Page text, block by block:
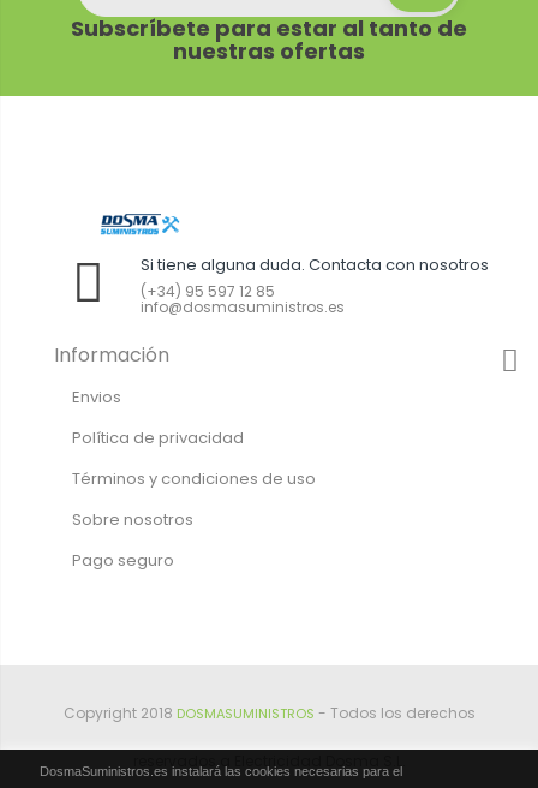
Subscríbete para estar al tanto de
nuestras ofertas
Si tiene alguna duda. Contacta con nosotros
(+34) 95 597 12 85
info@dosmasuministros.es
Información
Envios
Política de privacidad
Términos y condiciones de uso
Sobre nosotros
Pago seguro
DosmaSuministros.es instalará las cookies necesarias para el
Copyright 2018 DOSMASUMINISTROS - Todos los derechos
reservados a Electricidad Dosma S.L.